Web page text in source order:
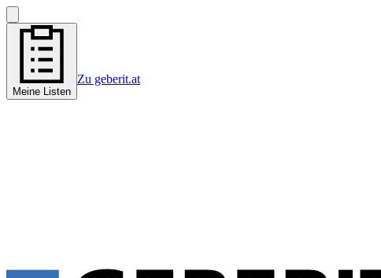
Meine Listen
Zu geberit.at